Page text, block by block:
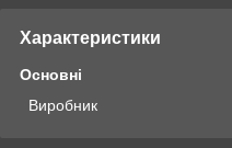
Характеристики
Основні
Виробник